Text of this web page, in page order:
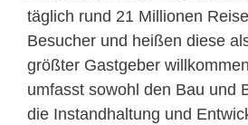
täglich rund 21 Millionen
Besucher und heißen diese
größter Gastgeber
umfasst sowohl den Bau und
die Instandhaltung und